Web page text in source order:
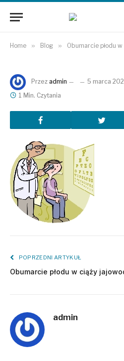
Home » Blog » Obumarcie płodu
Przez admin 5 marca
1 Min. Czytania
POPRZEDNI ARTYKUŁ
Obumarcie płodu w ciąży
admin